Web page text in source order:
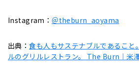
Instagram： ＠theburn_aoyama
出典：食も人もサステナブルであること
ルのグリルレストラン。 The Burn｜米